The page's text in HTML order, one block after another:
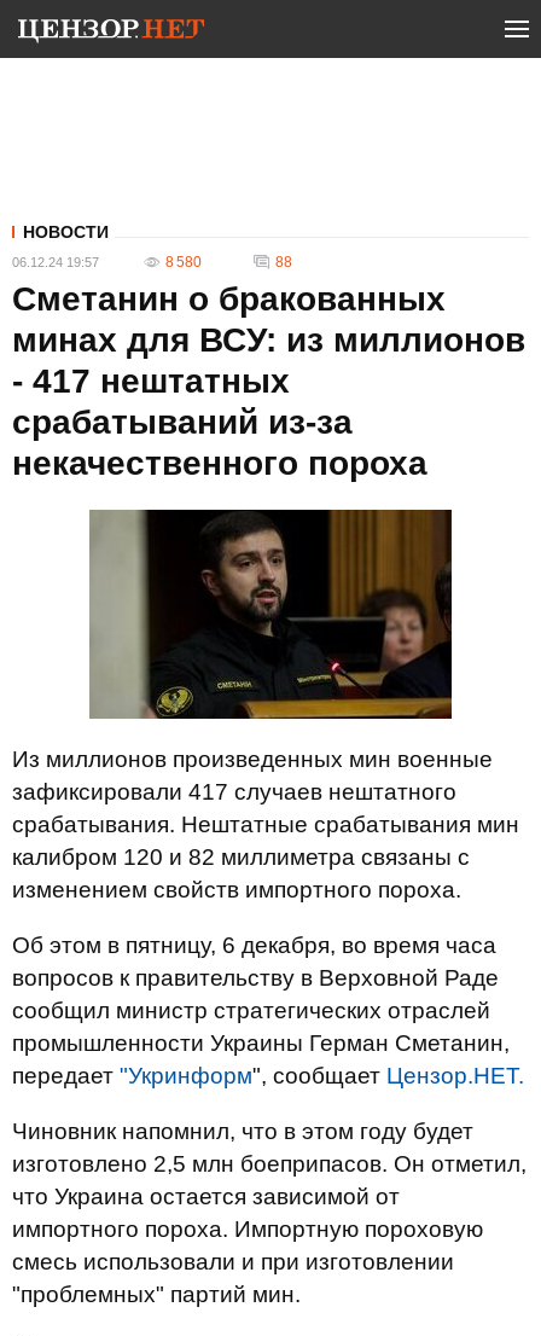
НОВОСТИ
06.12.24 19:57 8 580 88
Сметанин о бракованных
минах для ВСУ: из миллионов
- 417 нештатных
срабатываний из-за
некачественного пороха
Из миллионов произведенных мин военные
зафиксировали 417 случаев нештатного
срабатывания. Нештатные срабатывания мин
калибром 120 и 82 миллиметра связаны с
изменением свойств импортного пороха.
Об этом в пятницу, 6 декабря, во время часа
вопросов к правительству в Верховной Раде
сообщил министр стратегических отраслей
промышленности Украины Герман Сметанин,
передает "Укринформ", сообщает Цензор.НЕТ.
Чиновник напомнил, что в этом году будет
изготовлено 2,5 млн боеприпасов. Он отметил,
что Украина остается зависимой от
импортного пороха. Импортную пороховую
смесь использовали и при изготовлении
"проблемных" партий мин.